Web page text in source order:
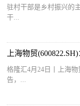
驻村干部是乡村振兴的
干...
格隆汇4月24日丨上海物
告，...